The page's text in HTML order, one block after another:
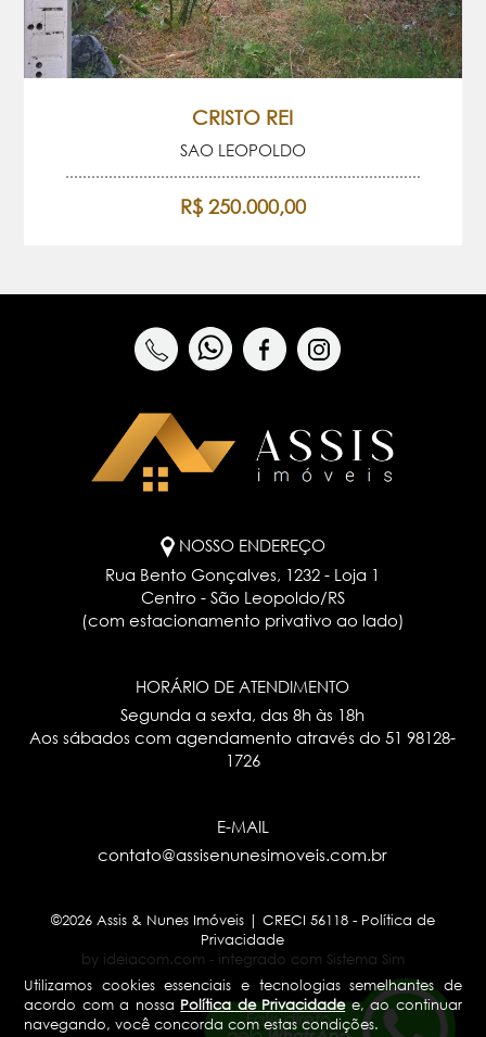
Utilizamos cookies essenciais e tecnologias semelhantes de
acordo com a nossa Política de Privacidadee, ao continuar
navegando, você concorda com estas condições.
CRISTO REI
SAO LEOPOLDO
R$ 250.000,00
NOSSO ENDEREÇO
Rua Bento Gonçalves, 1232 - Loja 1
Centro - São Leopoldo/RS
(com estacionamento privativo ao lado)
HORÁRIO DE ATENDIMENTO
Segunda a sexta, das 8h às 18h
Aos sábados com agendamento através do51 98128-
1726
E-MAIL
contato@assisenunesimoveis.com.br
©2026 Assis & Nunes Imóveis | CRECI 56118 - Política de
Privacidade
by ideiacom.com - integrado com Sistema Sim